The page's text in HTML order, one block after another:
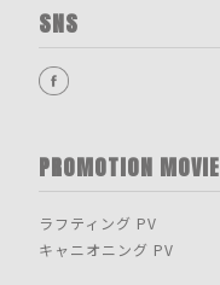
SNS
PROMOTION MOVIE
ラフティング PV
キャニオニング PV